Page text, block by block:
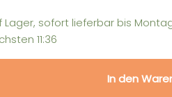
Lager, sofort lieferbar bis
11:36
In den